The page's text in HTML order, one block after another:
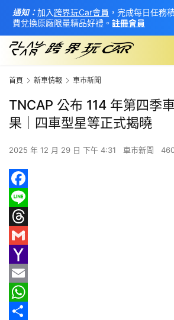
首
頁
新
車
情
報
首頁 新車情報 車市新聞
TNCAP 公布 114 年第四季
果｜四車型星等正式揭曉
2025 年 12 月 29 日 下午 4:31 車市新聞
F
a
c
b
o
o
L
e
T
r
e
a
G
m
a
Y
a
h
E
m
W
通知：加入 跨界玩Car會員 ，完成每日任務
費兌換原廠限量精品好禮。 註冊會員